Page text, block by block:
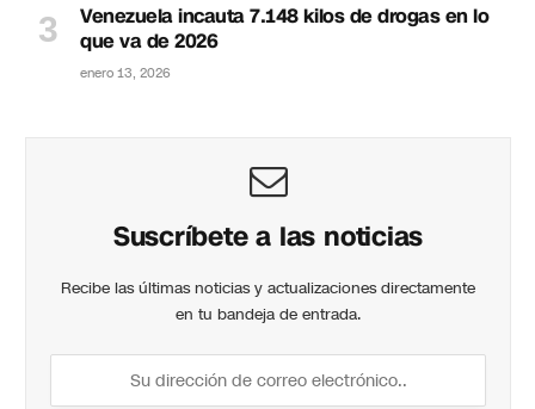
Venezuela incauta 7.148 kilos de drogas en lo
que va de 2026
enero 13, 2026
Suscríbete a las noticias
Recibe las últimas noticias y actualizaciones directamente
en tu bandeja de entrada.